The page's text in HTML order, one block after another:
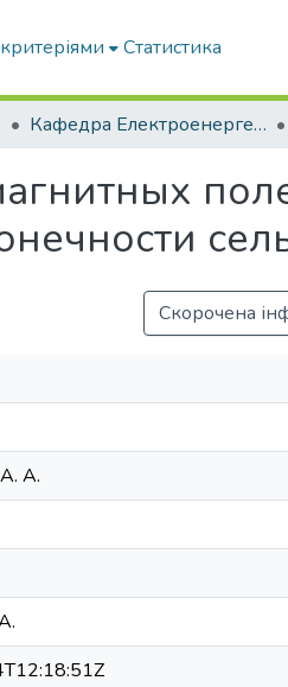
Статистика
Кафедра Електроенергетики і електротехнологій
Скорочена
А.